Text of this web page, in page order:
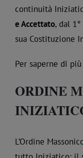
continuità
e Accettato, dal
sua Costituzione
Per saperne di
ORDINE
L’Ordine